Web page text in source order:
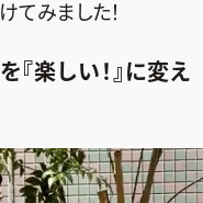
てみました！
『楽しい！』に変え